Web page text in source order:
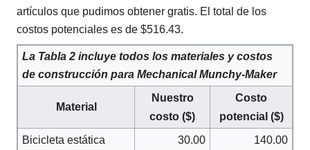
artículos que pudimos obtener gratis. El total de los
costos potenciales es de $516.43.
La Tabla 2 incluye todos los materiales y costos
de construcción para Mechanical Munchy-Maker
Material
Nuestro
costo ($)
Costo
potencial ($)
Bicicleta estática
30.00
140.00